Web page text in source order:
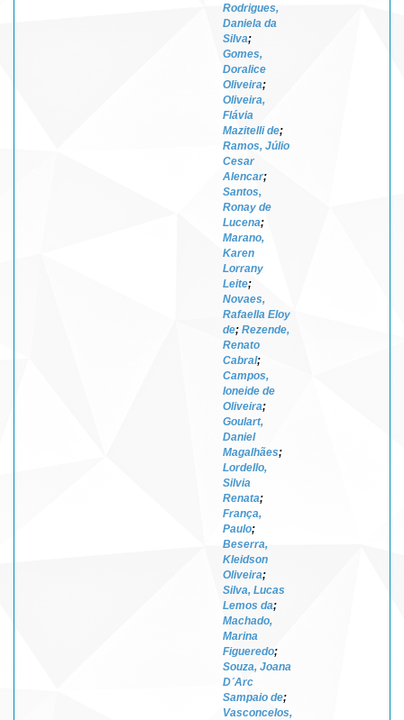
Rodrigues,
Daniela da
Silva;
Gomes,
Doralice
Oliveira;
Oliveira,
Flávia
Mazitelli de;
Ramos, Júlio
Cesar
Alencar;
Santos,
Ronay de
Lucena;
Marano,
Karen
Lorrany
Leite;
Novaes,
Rafaella Eloy
de; Rezende,
Renato
Cabral;
Campos,
Ioneide de
Oliveira;
Goulart,
Daniel
Magalhães;
Lordello,
Silvia
Renata;
França,
Paulo;
Beserra,
Kleidson
Oliveira;
Silva, Lucas
Lemos da;
Machado,
Marina
Figueredo;
Souza, Joana
D´Arc
Sampaio de;
Vasconcelos,